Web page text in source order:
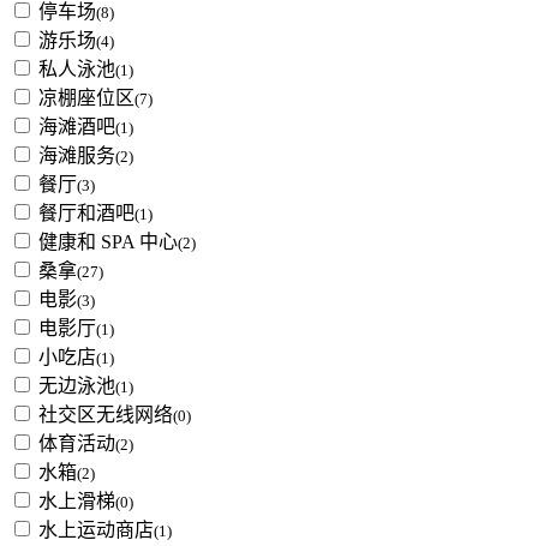
停车场(8)
游乐场(4)
私人泳池(1)
凉棚座位区(7)
海滩酒吧(1)
海滩服务(2)
餐厅(3)
餐厅和酒吧(1)
健康和 SPA 中心(2)
桑拿(27)
电影(3)
电影厅(1)
小吃店(1)
无边泳池(1)
社交区无线网络(0)
体育活动(2)
水箱(2)
水上滑梯(0)
水上运动商店(1)